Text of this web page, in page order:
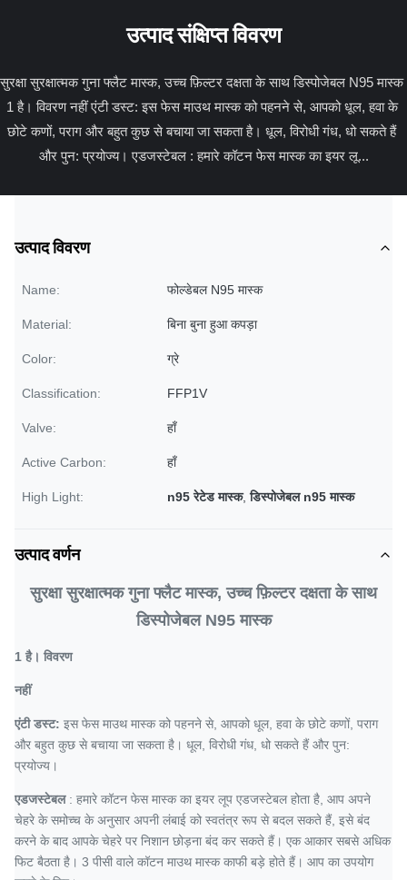
उत्पाद संक्षिप्त विवरण
सुरक्षा सुरक्षात्मक गुना फ्लैट मास्क, उच्च फ़िल्टर दक्षता के साथ डिस्पोजेबल N95 मास्क
1 है। विवरण नहीं एंटी डस्ट: इस फेस माउथ मास्क को पहनने से, आपको धूल, हवा के
छोटे कणों, पराग और बहुत कुछ से बचाया जा सकता है। धूल, विरोधी गंध, धो सकते हैं
और पुन: प्रयोज्य। एडजस्टेबल : हमारे कॉटन फेस मास्क का इयर लू...
उत्पाद विवरण
Name: फोल्डेबल N95 मास्क
Material: बिना बुना हुआ कपड़ा
Color: ग्रे
Classification: FFP1V
Valve: हाँ
Active Carbon: हाँ
High Light: n95 रेटेड मास्क,डिस्पोजेबल n95 मास्क
उत्पाद वर्णन
सुरक्षा सुरक्षात्मक गुना फ्लैट मास्क, उच्च फ़िल्टर दक्षता के साथ
डिस्पोजेबल N95 मास्क
1 है। विवरण
नहीं
एंटी डस्ट: इस फेस माउथ मास्क को पहनने से, आपको धूल, हवा के छोटे कणों, पराग
और बहुत कुछ से बचाया जा सकता है। धूल, विरोधी गंध, धो सकते हैं और पुन:
प्रयोज्य।
एडजस्टेबल: हमारे कॉटन फेस मास्क का इयर लूप एडजस्टेबल होता है, आप अपने
चेहरे के समोच्च के अनुसार अपनी लंबाई को स्वतंत्र रूप से बदल सकते हैं, इसे बंद
करने के बाद आपके चेहरे पर निशान छोड़ना बंद कर सकते हैं। एक आकार सबसे अधिक
फिट बैठता है। 3 पीसी वाले कॉटन माउथ मास्क काफी बड़े होते हैं। आप का उपयोग